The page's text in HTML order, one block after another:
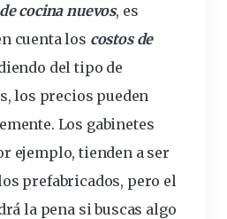
cocina nuevos, es
cuenta los costos de
del tipo de
los precios pueden
Los gabinetes
ejemplo, tienden a ser
prefabricados, pero el
la pena si buscas algo